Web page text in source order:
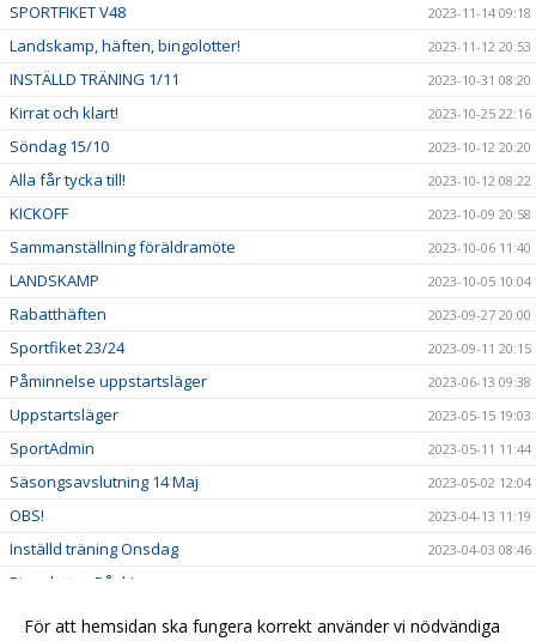
SPORTFIKET V48 2023-11-14 09:18
Landskamp, häften, bingolotter! 2023-11-12 20:53
INSTÄLLD TRÄNING 1/11 2023-10-31 08:20
Kirrat och klart! 2023-10-25 22:16
Söndag 15/10 2023-10-12 20:20
Alla får tycka till! 2023-10-12 08:22
KICKOFF 2023-10-09 20:58
Sammanställning föräldramöte 2023-10-06 11:40
LANDSKAMP 2023-10-05 10:04
Rabatthäften 2023-09-27 20:00
Sportfiket 23/24 2023-09-11 20:15
Påminnelse uppstartsläger 2023-06-13 09:38
Uppstartsläger 2023-05-15 19:03
SportAdmin 2023-05-11 11:44
Säsongsavslutning 14 Maj 2023-05-02 12:04
OBS! 2023-04-13 11:19
Inställd träning Onsdag 2023-04-03 08:46
Bingolotto - Påsk!
Föreningen bjuder in till familjedag! 2023-03-25 07:14
För att hemsidan ska fungera korrekt använder vi nödvändiga